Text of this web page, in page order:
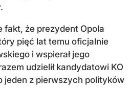
fakt, że prezydent Opola
pięć lat temu oficjalnie
i wspierał jego
udzielił kandydatowi KO
jeden z pierwszych polityków